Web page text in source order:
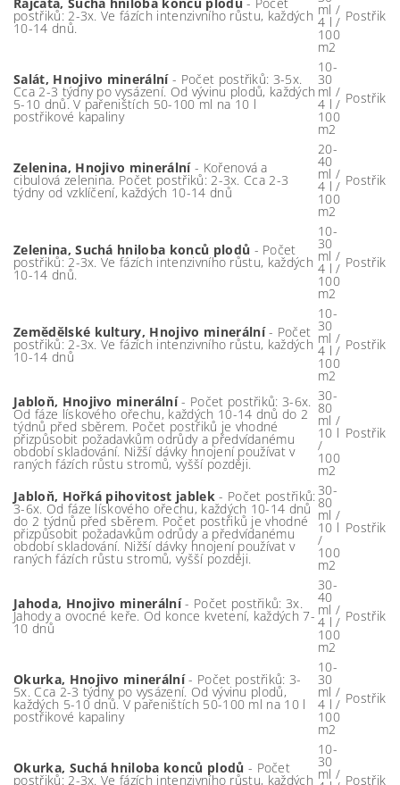
postřiků: 2-3x. Ve fázích intenzivního růstu, každých
10-14 dnů.
ml /
4 l /
100
m2
Postřik
Salát, Hnojivo minerální- Počet postřiků: 3-5x.
Cca 2-3 týdny po vysázení. Od vývinu plodů, každých
5-10 dnů. V pařeništích 50-100 ml na 10 l
postřikové kapaliny
10-
30
ml /
4 l /
100
m2
Postřik
Zelenina, Hnojivo minerální- Kořenová a
cibulová zelenina. Počet postřiků: 2-3x. Cca 2-3
týdny od vzklíčení, každých 10-14 dnů
20-
40
ml /
4 l /
100
m2
Postřik
Zelenina, Suchá hniloba konců plodů - Počet
postřiků: 2-3x. Ve fázích intenzivního růstu, každých
10-14 dnů.
10-
30
ml /
4 l /
100
m2
Postřik
Zemědělské kultury, Hnojivo minerální- Počet
postřiků: 2-3x. Ve fázích intenzivního růstu, každých
10-14 dnů
10-
30
ml /
4 l /
100
m2
Postřik
Jabloň, Hnojivo minerální- Počet postřiků: 3-6x.
Od fáze lískového ořechu, každých 10-14 dnů do 2
týdnů před sběrem. Počet postřiků je vhodné
přizpůsobit požadavkům odrůdy a předvídanému
období skladování. Nižší dávky hnojení používat v
raných fázích růstu stromů, vyšší později.
30-
80
ml /
10 l
/
100
m2
Postřik
Jabloň, Hořká pihovitost jablek- Počet postřiků:
3-6x. Od fáze lískového ořechu, každých 10-14 dnů
do 2 týdnů před sběrem. Počet postřiků je vhodné
přizpůsobit požadavkům odrůdy a předvídanému
období skladování. Nižší dávky hnojení používat v
raných fázích růstu stromů, vyšší později.
30-
80
ml /
10 l
/
100
m2
Postřik
Jahoda, Hnojivo minerální- Počet postřiků: 3x.
Jahody a ovocné keře. Od konce kvetení, každých 7-
10 dnů
30-
40
ml /
4 l /
100
m2
Postřik
Okurka, Hnojivo minerální- Počet postřiků: 3-
5x. Cca 2-3 týdny po vysázení. Od vývinu plodů,
každých 5-10 dnů. V pařeništích 50-100 ml na 10 l
postřikové kapaliny
10-
30
ml /
4 l /
100
m2
Postřik
Okurka, Suchá hniloba konců plodů - Počet
postřiků: 2-3x. Ve fázích intenzivního růstu, každých
10-
30
ml / Postřik